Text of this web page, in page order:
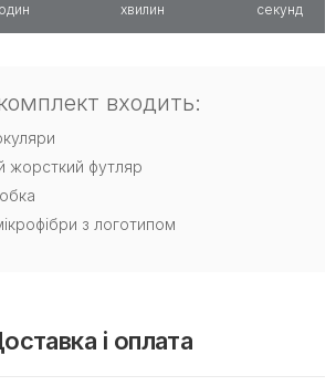
хвилин секунд
входить:
жорсткий футляр
з логотипом
і оплата